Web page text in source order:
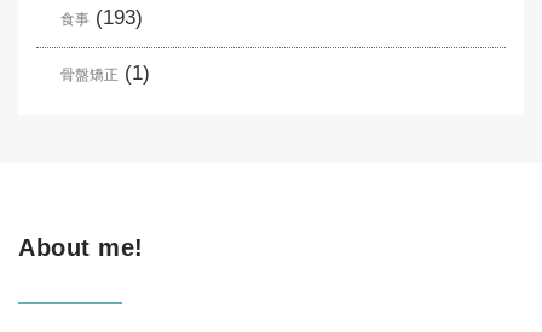
食事 (193)
骨盤矯正 (1)
About me!